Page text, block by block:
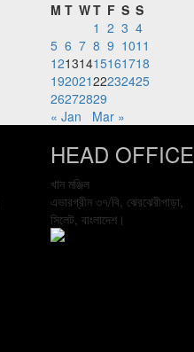
M T WT F S S
1 2 3 4
5 6 7 8 9 1011
12131415161718
19202122232425
26272829
« Jan
Mar »
HEAD OFFICE
খান মঞ্জিল
এভারগ্রীন ৩৭/বি, ঝেরঝেরীপাড়া,
সিলেট, বাংলাদেশ।